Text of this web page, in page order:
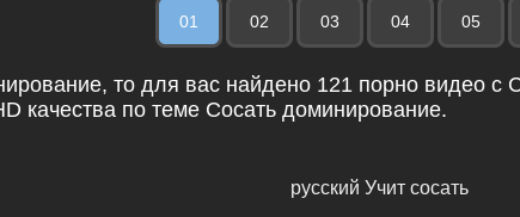
01 02 03 04 05
то для вас найдено 121 порно видео с
качества по теме Сосать доминирование.
русский Учит сосать